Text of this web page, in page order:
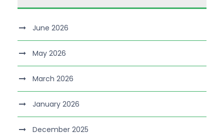
June 2026
May 2026
March 2026
January 2026
December 2025